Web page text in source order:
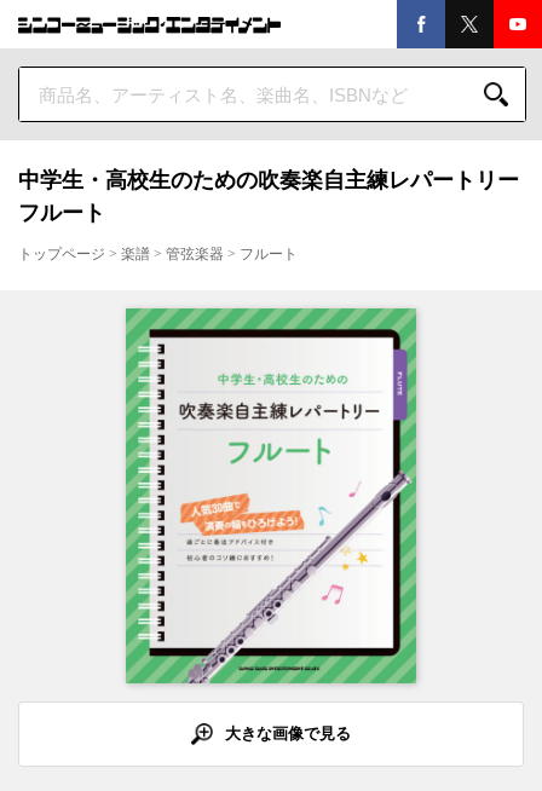
中学生・高校生のための吹奏楽自主練レパートリー
フルート
トップページ > 楽譜 > 管弦楽器 > フルート
大きな画像で見る